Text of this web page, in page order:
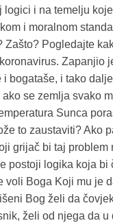
logici i na temelju
i moralnom
Zašto? Pogledajte
Zapanjio
i bogataše, i tako
se zemlja svako
Sunca
to zaustaviti? Ako
grijač bi taj problem
postoji logika koja bi
voli Boga Koji mu je
Bog želi da
želi od njega da u